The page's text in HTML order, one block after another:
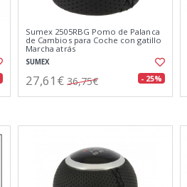
Sumex 2505RBG Pomo de Palanca
de Cambios para Coche con gatillo
Marcha atrás
SUMEX
27,61€ 36,75€ - 25%